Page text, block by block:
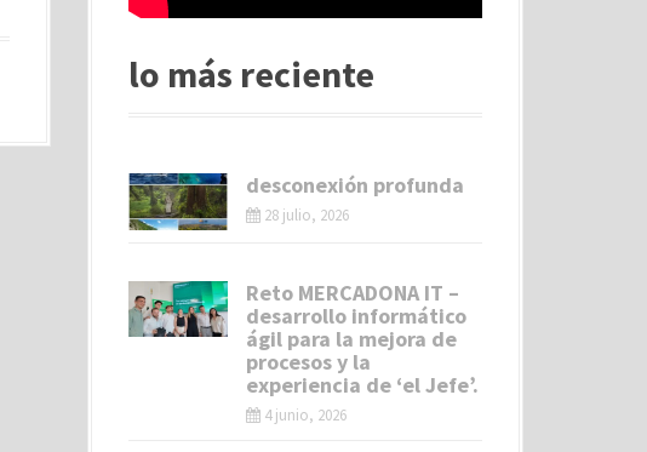
lo más reciente
desconexión profunda
28 julio, 2026
Reto MERCADONA IT –
desarrollo informático
ágil para la mejora de
procesos y la
experiencia de ‘el Jefe’.
4 junio, 2026